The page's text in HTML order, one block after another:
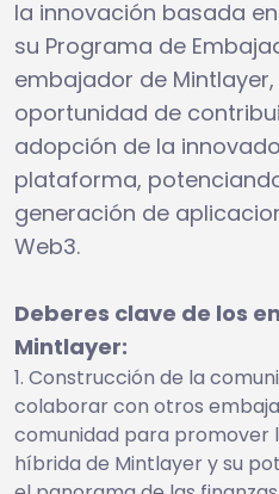
la innovación basada
su Programa de
embajador de
oportunidad de
adopción de la
plataforma,
generación de
Web3.
Deberes clave de los
Mintlayer:
Construcción de la
colaborar con otros
comunidad para promover
híbrida de Mintlayer y su